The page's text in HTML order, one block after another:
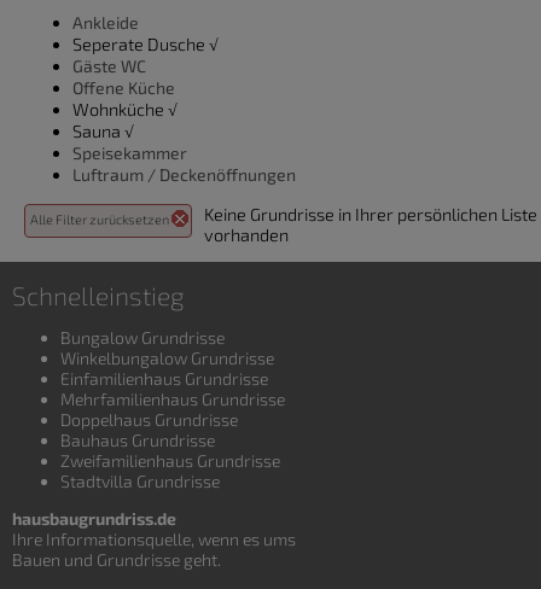
Ankleide
Seperate Dusche √
Gäste WC
Offene Küche
Wohnküche √
Sauna √
Speisekammer
Luftraum / Deckenöffnungen
Alle Filter zurücksetzen
Keine Grundrisse in Ihrer persönlichen Liste
vorhanden
Schnelleinstieg
Bungalow Grundrisse
Winkelbungalow Grundrisse
Einfamilienhaus Grundrisse
Mehrfamilienhaus Grundrisse
Doppelhaus Grundrisse
Bauhaus Grundrisse
Zweifamilienhaus Grundrisse
Stadtvilla Grundrisse
hausbaugrundriss.de
Ihre Informationsquelle, wenn es ums
Bauen und Grundrisse geht.